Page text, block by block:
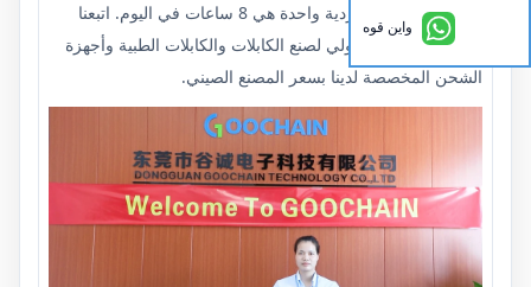
حوالي 80 عاملاً ، وردية واحدة هي 8 ساعات في اليوم. اتبعنا
معيار إدارة ISO الدولي لصنع الكابلات والكابلات الطبية وأجهزة
الشحن المخصصة لدينا بسعر المصنع الصيني.
واين قوه